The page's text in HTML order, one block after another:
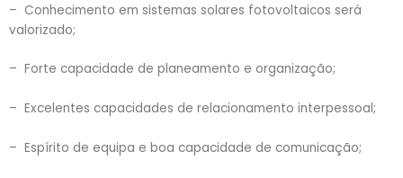
– Conhecimento em sistemas solares fotovoltaicos será
valorizado;
– Forte capacidade de planeamento e organização;
– Excelentes capacidades de relacionamento interpessoal;
– Espírito de equipa e boa capacidade de comunicação;